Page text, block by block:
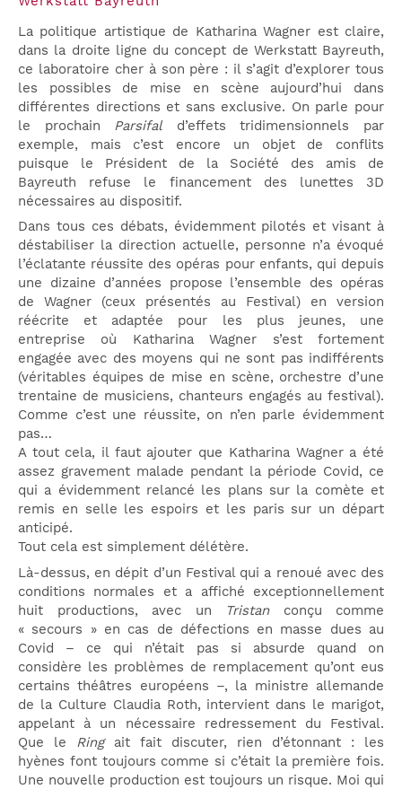
La politique artistique de Katharina Wagner est claire,
dans la droite ligne du concept de Werkstatt Bayreuth,
ce laboratoire cher à son père : il s’agit d’explorer tous
les possibles de mise en scène aujourd’hui dans
différentes directions et sans exclusive. On parle pour
le prochain Parsifald’effets tridimensionnels par
exemple, mais c’est encore un objet de conflits
puisque le Président de la Société des amis de
Bayreuth refuse le financement des lunettes 3D
nécessaires au dispositif.
Dans tous ces débats, évidemment pilotés et visant à
déstabiliser la direction actuelle, personne n’a évoqué
l’éclatante réussite des opéras pour enfants, qui depuis
une dizaine d’années propose l’ensemble des opéras
de Wagner (ceux présentés au Festival) en version
réécrite et adaptée pour les plus jeunes, une
entreprise où Katharina Wagner s’est fortement
engagée avec des moyens qui ne sont pas indifférents
(véritables équipes de mise en scène, orchestre d’une
trentaine de musiciens, chanteurs engagés au festival).
Comme c’est une réussite, on n’en parle évidemment
pas…
A tout cela, il faut ajouter que Katharina Wagner a été
assez gravement malade pendant la période Covid, ce
qui a évidemment relancé les plans sur la comète et
remis en selle les espoirs et les paris sur un départ
anticipé.
Tout cela est simplement délétère.
Là-dessus, en dépit d’un Festival qui a renoué avec des
conditions normales et a affiché exceptionnellement
huit productions, avec un
Tristanconçu comme
« secours » en cas de défections en masse dues au
Covid – ce qui n’était pas si absurde quand on
considère les problèmes de remplacement qu’ont eus
certains théâtres européens –, la ministre allemande
de la Culture Claudia Roth, intervient dans le marigot,
appelant à un nécessaire redressement du Festival.
Que le Ringait fait discuter, rien d’étonnant : les
hyènes font toujours comme si c’était la première fois.
Une nouvelle production est toujours un risque. Moi qui